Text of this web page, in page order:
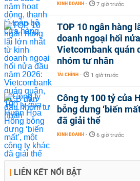
KINH DOANH - 7 giờ trước
TOP 10 ngân hàng
doanh ngoại hối
Vietcombank quán
nhóm tư nhân
TÀI CHÍNH - 1 giờ trước
Công ty 100 tỷ của
bỗng dưng ‘biến
đã giải thể
KINH DOANH - 6 giờ trước
LIÊN KẾT NỔI BẬT